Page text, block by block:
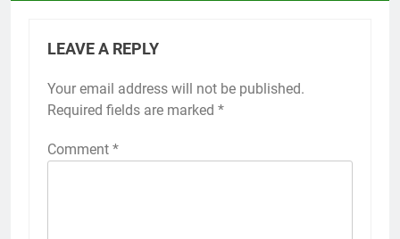
LEAVE A REPLY
Your email address will not be published.
Required fields are marked *
Comment *